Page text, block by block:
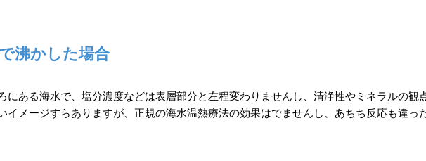
沸かした場合
にある海水で、塩分濃度などは表層部分と左程変わりませんし、清浄性やミネラルの観
イメージすらありますが、正規の海水温熱療法の効果はでませんし、あちち反応も違っ